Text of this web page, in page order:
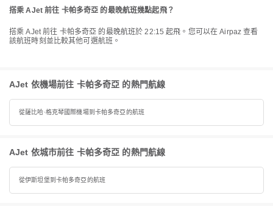
搭乘 AJet 前往 卡帕多奇亞 的最晚航班幾點起飛？
搭乘 AJet 前往 卡帕多奇亞 的最晚航班於 22:15 起飛。您可以在 Airpaz 查看
該航班時刻並比較其他可選航班。
AJet 依機場前往 卡帕多奇亞 的熱門航線
從薩比哈·格克琴國際機場到卡帕多奇亞的航班
AJet 依城市前往 卡帕多奇亞 的熱門航線
從伊斯坦堡到卡帕多奇亞的航班